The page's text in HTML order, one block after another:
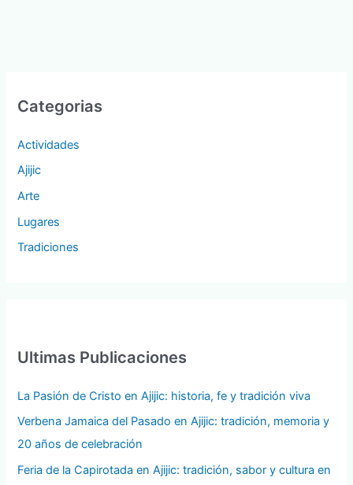
Categorias
Actividades
Ajijic
Arte
Lugares
Tradiciones
Ultimas Publicaciones
La Pasión de Cristo en Ajijic: historia, fe y tradición viva
Verbena Jamaica del Pasado en Ajijic: tradición, memoria y
20 años de celebración
Feria de la Capirotada en Ajijic: tradición, sabor y cultura en